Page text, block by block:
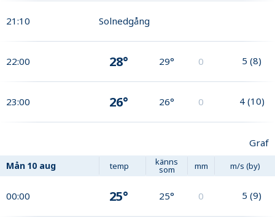
21:10 Solnedgång
22:00 28° 29° 0 5 (8)
23:00 26° 26° 0 4 (10)
Graf
Mån 10 aug temp känns
som mm m/s (by)
00:00 25° 25° 0 5 (9)